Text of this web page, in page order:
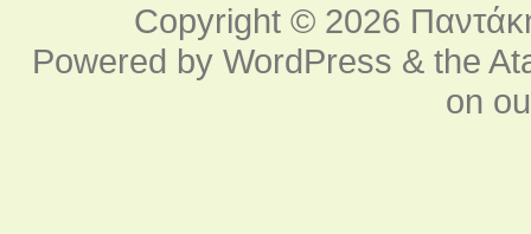
Copyright © 2026
Powered byWordPress & the
on